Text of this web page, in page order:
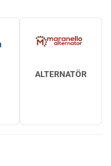
ALTERNATÖR